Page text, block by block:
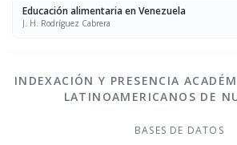
Educación alimentaria en Venezuela
J. H. Rodríguez Cabrera
INDEXACIÓN Y PRESENCIA
LATINOAMERICANOS DE
BASES DE DATOS